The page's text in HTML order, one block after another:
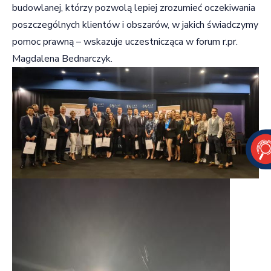
budowlanej, którzy pozwolą lepiej zrozumieć oczekiwania
poszczególnych klientów i obszarów, w jakich świadczymy
pomoc prawną – wskazuje uczestnicząca w forum r.pr.
Magdalena Bednarczyk.